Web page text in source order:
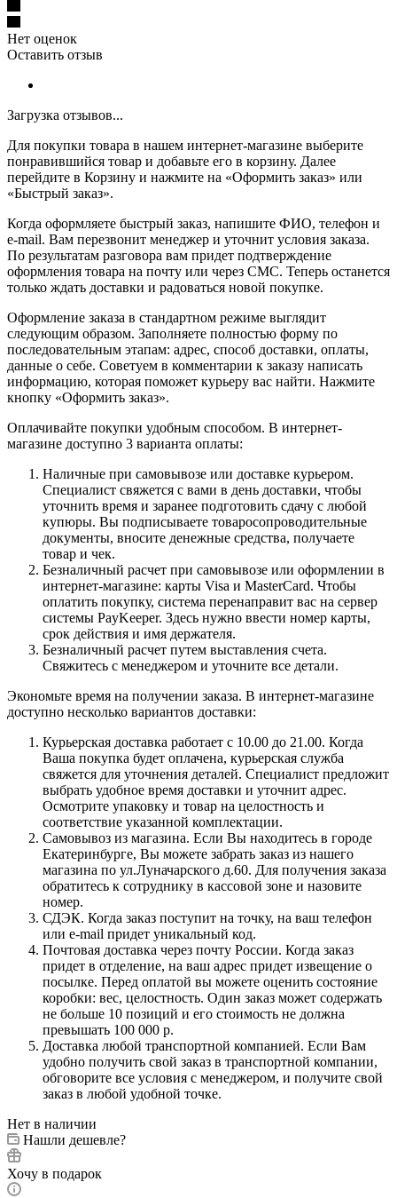
Нет оценок
Оставить отзыв
Загрузка отзывов...
Для покупки товара в нашем интернет-магазине выберите
понравившийся товар и добавьте его в корзину. Далее
перейдите в Корзину и нажмите на «Оформить заказ» или
«Быстрый заказ».
Когда оформляете быстрый заказ, напишите ФИО, телефон и
e-mail. Вам перезвонит менеджер и уточнит условия заказа.
По результатам разговора вам придет подтверждение
оформления товара на почту или через СМС. Теперь останется
только ждать доставки и радоваться новой покупке.
Оформление заказа в стандартном режиме выглядит
следующим образом. Заполняете полностью форму по
последовательным этапам: адрес, способ доставки, оплаты,
данные о себе. Советуем в комментарии к заказу написать
информацию, которая поможет курьеру вас найти. Нажмите
кнопку «Оформить заказ».
Оплачивайте покупки удобным способом. В интернет-
магазине доступно 3 варианта оплаты:
Наличные при самовывозе или доставке курьером.
Специалист свяжется с вами в день доставки, чтобы
уточнить время и заранее подготовить сдачу с любой
купюры. Вы подписываете товаросопроводительные
документы, вносите денежные средства, получаете
товар и чек.
Безналичный расчет при самовывозе или оформлении в
интернет-магазине: карты Visa и MasterCard. Чтобы
оплатить покупку, система перенаправит вас на сервер
системы PayKeeper. Здесь нужно ввести номер карты,
срок действия и имя держателя.
Безналичный расчет путем выставления счета.
Свяжитесь с менеджером и уточните все детали.
Экономьте время на получении заказа. В интернет-магазине
доступно несколько вариантов доставки:
Курьерская доставка работает с 10.00 до 21.00. Когда
Ваша покупка будет оплачена, курьерская служба
свяжется для уточнения деталей. Специалист предложит
выбрать удобное время доставки и уточнит адрес.
Осмотрите упаковку и товар на целостность и
соответствие указанной комплектации.
Самовывоз из магазина. Если Вы находитесь в городе
Екатеринбурге, Вы можете забрать заказ из нашего
магазина по ул.Луначарского д.60. Для получения заказа
обратитесь к сотруднику в кассовой зоне и назовите
номер.
СДЭК. Когда заказ поступит на точку, на ваш телефон
или e-mail придет уникальный код.
Почтовая доставка через почту России. Когда заказ
придет в отделение, на ваш адрес придет извещение о
посылке. Перед оплатой вы можете оценить состояние
коробки: вес, целостность. Один заказ может содержать
не больше 10 позиций и его стоимость не должна
превышать 100 000 р.
Доставка любой транспортной компанией. Если Вам
удобно получить свой заказ в транспортной компании,
обговорите все условия с менеджером, и получите свой
заказ в любой удобной точке.
Нет в наличии
Нашли дешевле?
Хочу в подарок